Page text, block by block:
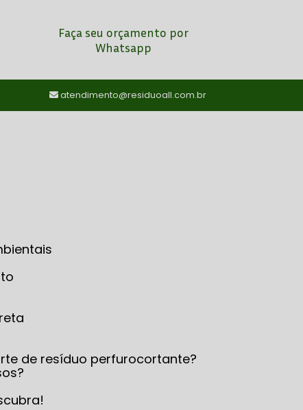
Faça seu orçamento por
Whatsapp
atendimento@residuoall.com.br
de resíduo perfurocortante?